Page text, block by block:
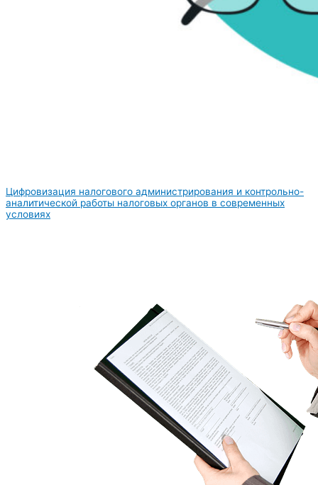
Цифровизация налогового администрирования и контрольно-
аналитической работы налоговых органов в современных
условиях